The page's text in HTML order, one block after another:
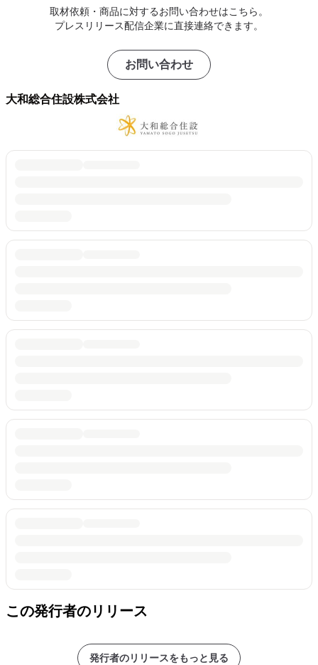
取材依頼・商品に対するお問い合わせはこちら。
プレスリリース配信企業に直接連絡できます。
お問い合わせ
大和総合住設株式会社
この発行者のリリース
発行者のリリースをもっと見る